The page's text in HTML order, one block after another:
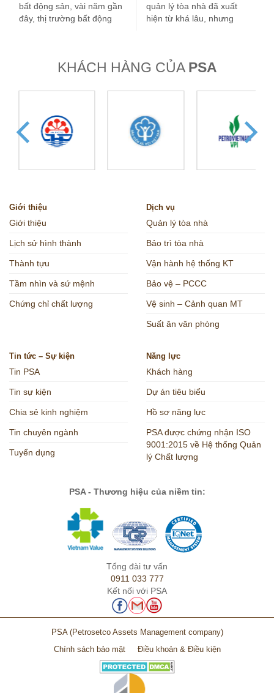
bất động sản, vài năm gần
đây, thị trường bất động
quản lý tòa nhà đã xuất
hiện từ khá lâu, nhưng
KHÁCH HÀNG CỦA PSA
Giới thiệu
Giới thiệu
Lịch sử hình thành
Thành tựu
Tầm nhìn và sứ mệnh
Chứng chỉ chất lượng
Dịch vụ
Quản lý tòa nhà
Bảo trì tòa nhà
Vận hành hệ thống KT
Bảo vệ – PCCC
Vệ sinh – Cảnh quan MT
Suất ăn văn phòng
Tin tức – Sự kiện
Tin PSA
Tin sự kiện
Chia sẻ kinh nghiệm
Tin chuyên ngành
Tuyển dụng
Năng lực
Khách hàng
Dự án tiêu biểu
Hồ sơ năng lực
PSA được chứng nhận ISO
9001:2015 về Hệ thống Quản
lý Chất lượng
PSA - Thương hiệu của niềm tin:
Tổng đài tư vấn
0911 033 777
Kết nối với PSA
PSA (Petrosetco Assets Management company)
Chính sách bảo mật
Điều khoản & Điều kiện